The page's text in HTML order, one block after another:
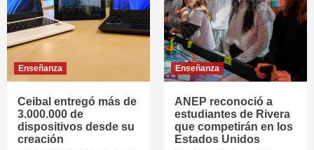
Enseñanza
Ceibal entregó más de
3.000.000 de
dispositivos desde su
creación
Enseñanza
ANEP reconoció a
estudiantes de Rivera
que competirán en los
Estados Unidos